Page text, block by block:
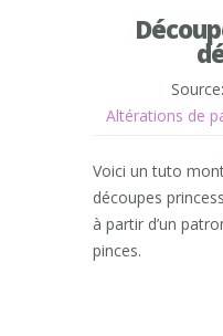
Source:
Altérations de
Voici un tuto
découpes
à partir d’un
pinces.